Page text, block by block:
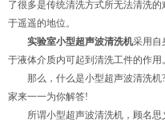
了很多是传统清洗方式所无法清洗
于遥遥的地位。
实验室小型超声波清洗机采用自
于液体介质内可起到清洗工件的作用。
那么，什么是小型超声波清洗机?
家来一一为你解答!
所谓小型超声波清洗机，顾名思